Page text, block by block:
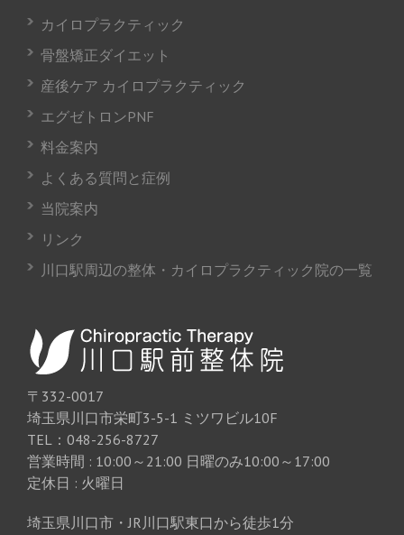
カイロプラクティック
骨盤矯正ダイエット
産後ケア カイロプラクティック
エグゼトロンPNF
料金案内
よくある質問と症例
当院案内
リンク
川口駅周辺の整体・カイロプラクティック院の一覧
〒332-0017
埼玉県川口市栄町3-5-1 ミツワビル10F
TEL：048-256-8727
営業時間 : 10:00～21:00 日曜のみ10:00～17:00
定休日 : 火曜日
埼玉県川口市・JR川口駅東口から徒歩1分